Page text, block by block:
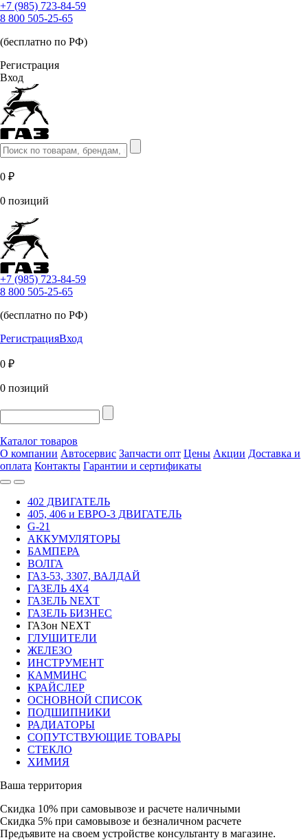
+7 (985) 723-84-59
8 800 505-25-65
(бесплатно по РФ)
Регистрация
Вход
0 ₽
0 позиций
+7 (985) 723-84-59
8 800 505-25-65
(бесплатно по РФ)
РегистрацияВход
0 ₽
0 позиций
Каталог товаров
О компании Автосервис Запчасти опт Цены Акции Доставка и
оплата Контакты Гарантии и сертификаты
402 ДВИГАТЕЛЬ
405, 406 и ЕВРО-3 ДВИГАТЕЛЬ
G-21
АККУМУЛЯТОРЫ
БАМПЕРА
ВОЛГА
ГАЗ-53, 3307, ВАЛДАЙ
ГАЗЕЛЬ 4Х4
ГАЗЕЛЬ NEXT
ГАЗЕЛЬ БИЗНЕС
ГАЗон NEXT
ГЛУШИТЕЛИ
ЖЕЛЕЗО
ИНСТРУМЕНТ
КАММИНС
КРАЙСЛЕР
ОСНОВНОЙ СПИСОК
ПОДШИПНИКИ
РАДИАТОРЫ
СОПУТСТВУЮЩИЕ ТОВАРЫ
СТЕКЛО
ХИМИЯ
Ваша территория
Скидка 10% при самовывозе и расчете наличными
Скидка 5% при самовывозе и безналичном расчете
Предъявите на своем устройстве консультанту в магазине.